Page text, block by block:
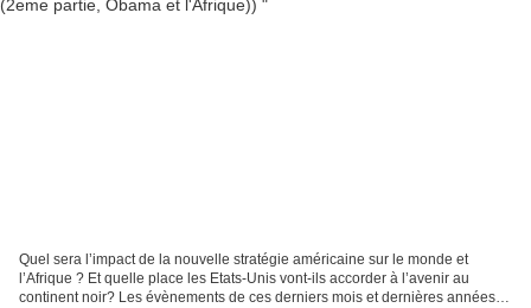
Quel sera l’impact de la nouvelle stratégie américaine sur le monde et
l’Afrique ? Et quelle place les Etats-Unis vont-ils accorder à l’avenir au
continent noir? Les évènements de ces derniers mois et dernières années